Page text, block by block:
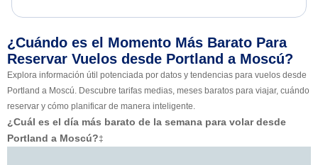
¿Cuándo es el Momento Más Barato Para
Reservar Vuelos desde Portland a Moscú?
Explora información útil potenciada por datos y tendencias para vuelos desde
Portland a Moscú. Descubre tarifas medias, meses baratos para viajar, cuándo
reservar y cómo planificar de manera inteligente.
¿Cuál es el día más barato de la semana para volar desde
Portland a Moscú?‡